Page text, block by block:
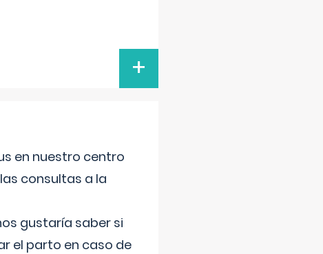
+
en nuestro centro
consultas a la
gustaría saber si
el parto en caso de